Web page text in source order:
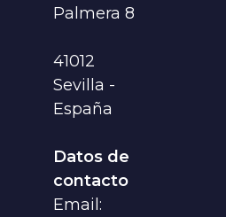
Palmera 8
41012
Sevilla -
España
Datos de
contacto
Email: